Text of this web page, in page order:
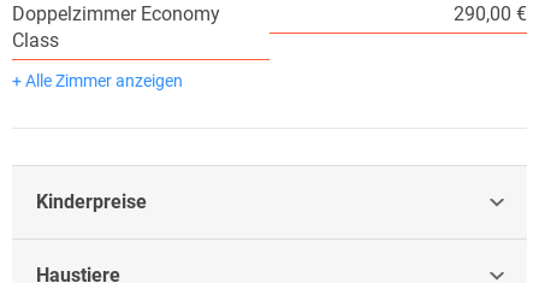
Doppelzimmer Economy
Class
+ Alle Zimmer anzeigen
290,00 €
Kinderpreise
Haustiere